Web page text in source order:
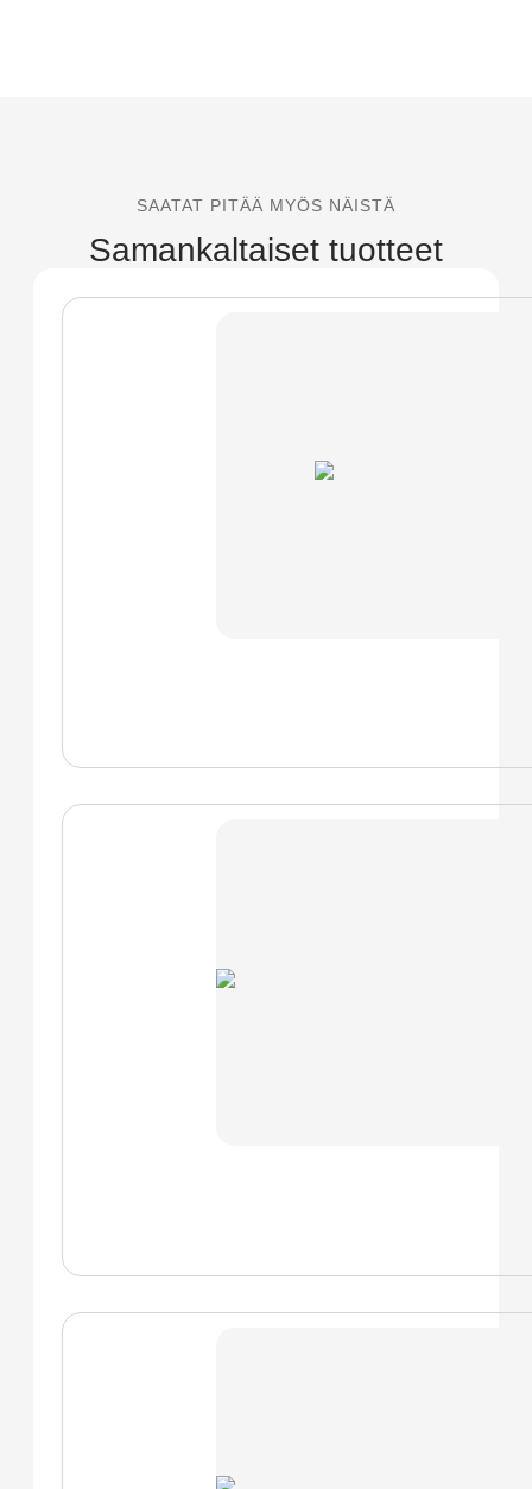
SAATAT PITÄÄ MYÖS NÄISTÄ
Samankaltaiset tuotteet